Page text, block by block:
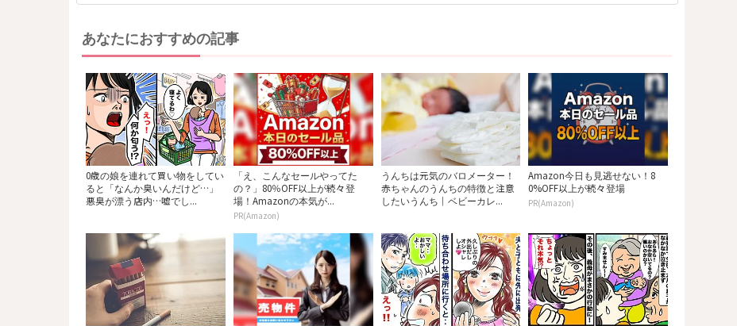
あなたにおすすめの記事
0歳の娘を連れて買い物をしてい
ると「なんか臭いんだけど…」
悪臭が漂う店内…嘘でし...
「え、こんなセールやってた
の？」80％OFF以上が続々登
場！Amazonの本気が...
PR(Amazon)
うんちは元気のバロメーター！
赤ちゃんのうんちの特徴と注意
したいうんち｜ベビーカレ...
Amazon今日も見逃せない！8
0%OFF以上が続々登場
PR(Amazon)